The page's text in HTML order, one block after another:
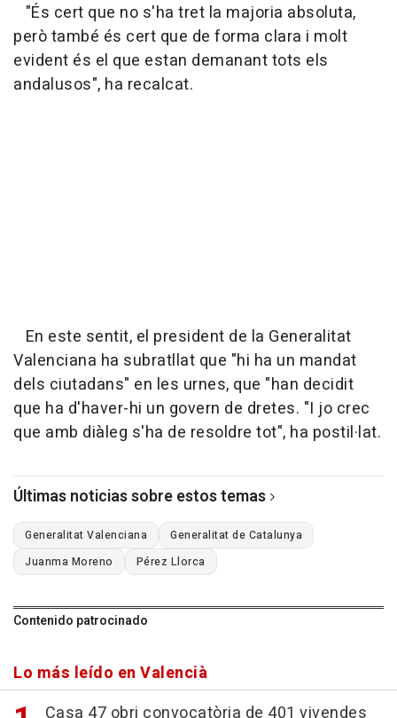
"És cert que no s'ha tret la majoria absoluta,
però també és cert que de forma clara i molt
evident és el que estan demanant tots els
andalusos", ha recalcat.
En este sentit, el president de la Generalitat
Valenciana ha subratllat que "hi ha un mandat
dels ciutadans" en les urnes, que "han decidit
que ha d'haver-hi un govern de dretes. "I jo crec
que amb diàleg s'ha de resoldre tot", ha postil·lat.
Últimas noticias sobre estos temas
Generalitat Valenciana
Generalitat de Catalunya
Juanma Moreno
Pérez Llorca
Contenido patrocinado
Lo más leído en Valencià
Casa 47 obri convocatòria de 401 vivendes